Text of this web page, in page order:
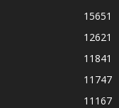
15651
12621
11841
11747
11167